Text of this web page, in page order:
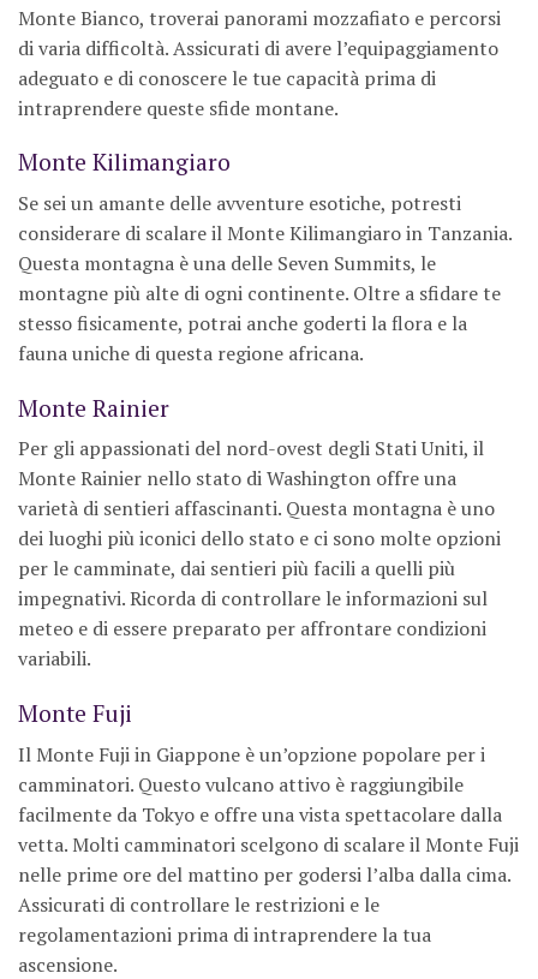
Monte Bianco, troverai panorami mozzafiato e percorsi
di varia difficoltà. Assicurati di avere l’equipaggiamento
adeguato e di conoscere le tue capacità prima di
intraprendere queste sfide montane.
Monte Kilimangiaro
Se sei un amante delle avventure esotiche, potresti
considerare di scalare il Monte Kilimangiaro in Tanzania.
Questa montagna è una delle Seven Summits, le
montagne più alte di ogni continente. Oltre a sfidare te
stesso fisicamente, potrai anche goderti la flora e la
fauna uniche di questa regione africana.
Monte Rainier
Per gli appassionati del nord-ovest degli Stati Uniti, il
Monte Rainier nello stato di Washington offre una
varietà di sentieri affascinanti. Questa montagna è uno
dei luoghi più iconici dello stato e ci sono molte opzioni
per le camminate, dai sentieri più facili a quelli più
impegnativi. Ricorda di controllare le informazioni sul
meteo e di essere preparato per affrontare condizioni
variabili.
Monte Fuji
Il Monte Fuji in Giappone è un’opzione popolare per i
camminatori. Questo vulcano attivo è raggiungibile
facilmente da Tokyo e offre una vista spettacolare dalla
vetta. Molti camminatori scelgono di scalare il Monte Fuji
nelle prime ore del mattino per godersi l’alba dalla cima.
Assicurati di controllare le restrizioni e le
regolamentazioni prima di intraprendere la tua
ascensione.